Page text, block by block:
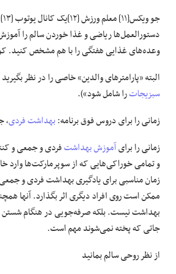
دستورالعمل‌ها ریاضی و غذا خوردن سالم را
وعده‌های غذایی هفتگی را با هم مشخص کنید.
البته «پارامترهای والدین» خاصی را در نظر
سبزیجاترا شامل شود»).
زمانی را برای دروس فوق برنامه:بهداشت فردی،
زمانی را برایآموزش بهداشتفردی و جمعی و
و تمامی‌ خوراکی‌هایی که از سوپرمارکت‌ها وارد
زمان مناسبی برای یادگیری بهداشت فردی و
ممکن است روی افراد دیگری اثر بگذارد. آنها
بهداشت نیست. بلکه صرفه‌جویی در هنگام
جاتی که پخته نمی‌شوند مهم است.
از نظر روحی سالم بمانید